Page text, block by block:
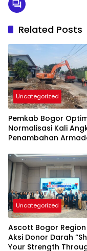
Related Posts
Uncategorized
Pemkab Bogor
Normalisasi Kali
Penambahan
Uncategorized
Ascott Bogor
Aksi Donor Darah
Your Strength Through